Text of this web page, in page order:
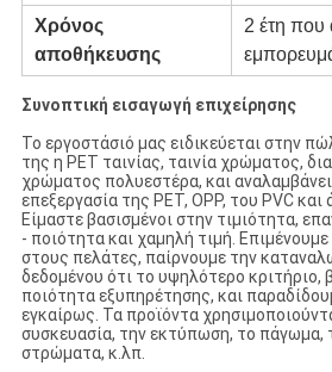
Χρόνος
αποθήκευσης
2 έτη που
Συνοπτική εισαγωγή επιχείρησης
Το εργοστάσιό μας ειδικεύεται στην
της η PET ταινίας, ταινία χρώματος,
χρώματος πολυεστέρα, και
επεξεργασία της PET, OPP, του PVC
Είμαστε βασισμένοι στην τιμιότητα,
- ποιότητα και χαμηλή τιμή.
στους πελάτες, παίρνουμε την
δεδομένου ότι το υψηλότερο κριτήριο,
ποιότητα εξυπηρέτησης, και
εγκαίρως. Τα προϊόντα
συσκευασία, την εκτύπωση, το πάγωμα,
στρώματα, κ.λπ.